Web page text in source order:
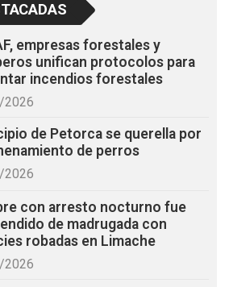
empresas forestales y
unifican protocolos para
incendios forestales
de Petorca se querella por
de perros
con arresto nocturno fue
de madrugada con
robadas en Limache